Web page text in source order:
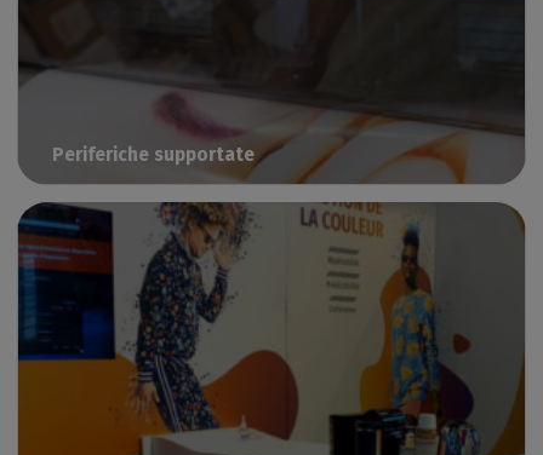
Periferiche supportate
Verificare se il dispositivo funziona con Caldera